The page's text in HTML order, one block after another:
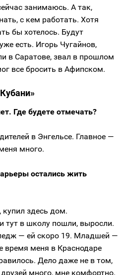
занимаюсь. А так,
с кем работать. Хотя
бы хотелось. Будут
есть. Игорь Чугайнов,
в Саратове, звал в прошлом
все бросить в Афипском.
Где будете отмечать?
в Энгельсе. Главное —
много.
остались жить
купил здесь дом.
тут в школу пошли, выросли.
— ей скоро 19. Младшей —
время меня в Краснодаре
Дело даже не в том,
много, мне комфортно.